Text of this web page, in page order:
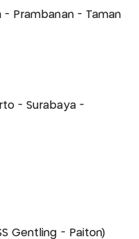
- Prambanan - Taman
- Surabaya -
Gentling - Paiton)